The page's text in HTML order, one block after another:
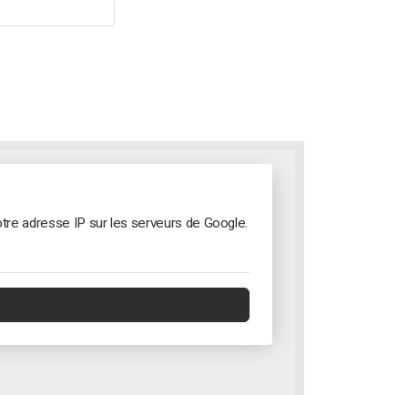
adresse IP sur les serveurs de Google.